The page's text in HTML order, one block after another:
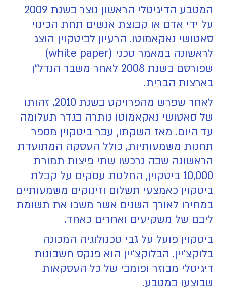
המטבע הדיגיטלי הראשון נוצר בשנת 2009
על ידי אדם או קבוצת אנשים תחת הכינוי
סאטושי נאקאמוטו. הרעיון לביטקוין הוצג
לראשונה במאמר טכני (white paper)
שפורסם בשנת 2008 לאחר משבר הנדל"ן
בארצות הברית.
לאחר שפרש מהפרויקט בשנת 2010, זהותו
של סאטושי נאקאמוטו נותרה בגדר תעלומה
עד היום. מאז השקתו, עבר ביטקוין מספר
תחנות משמעותיות, כולל העסקה המתועדת
הראשונה שבה נרכשו שתי פיצות תמורת
10,000 ביטקוין, החלטת עסקים על קבלת
ביטקוין כאמצעי תשלום וזינוקים משמעותיים
במחירו לאורך השנים אשר משכו את תשומת
ליבם של משקיעים ואחרים כאחד.
ביטקוין פועל על גבי טכנולוגיה המכונה
בלוקצ'יין. הבלוקצ'יין הוא פנקס חשבונות
דיגיטלי מבוזר ופומבי של כל העסקאות
שבוצעו במטבע.